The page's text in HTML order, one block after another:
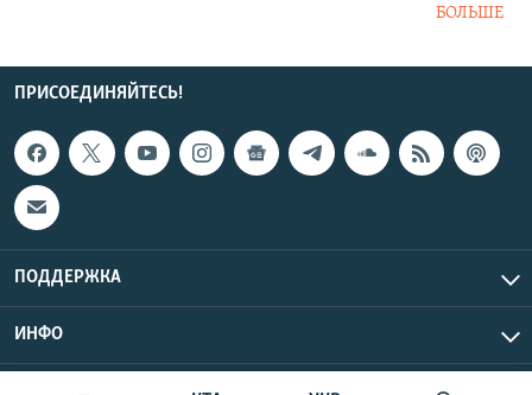
БОЛЬШЕ
ПРИСОЕДИНЯЙТЕСЬ!
ПОДДЕРЖКА
ИНФО